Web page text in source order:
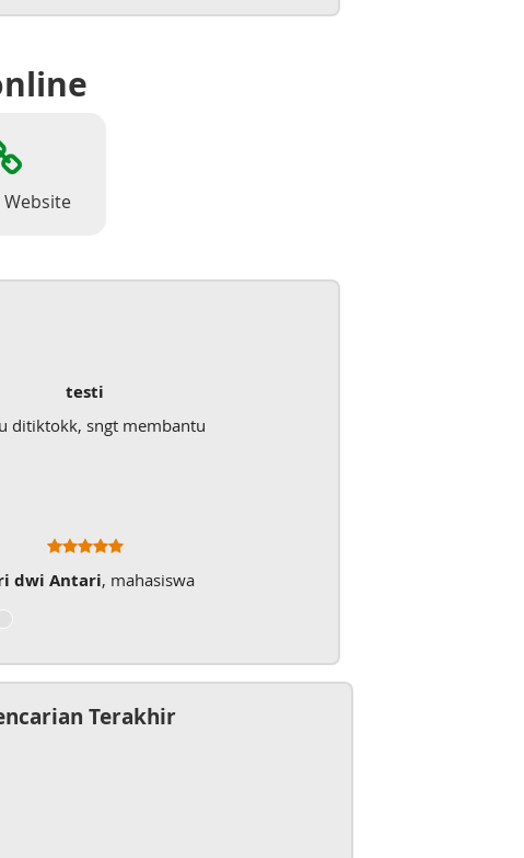
Website
testi
ditiktokk, sngt membantu
dwi Antari, mahasiswa
Terakhir